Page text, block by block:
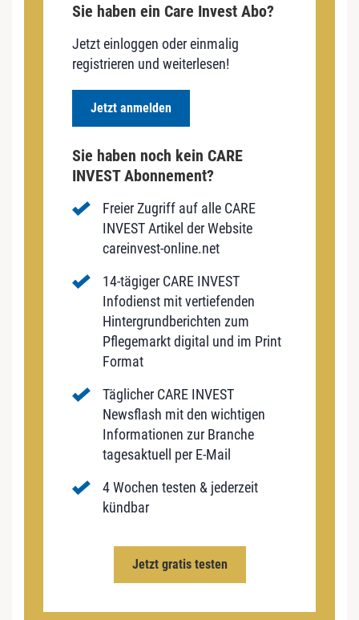
Sie haben ein Care Invest Abo?
Jetzt einloggen oder einmalig
registrieren und weiterlesen!
Jetzt anmelden
Sie haben noch kein CARE
INVEST Abonnement?
Freier Zugriff auf alle CARE
INVEST Artikel der Website
careinvest-online.net
14-tägiger CARE INVEST
Infodienst mit vertiefenden
Hintergrundberichten zum
Pflegemarkt digital und im Print
Format
Täglicher CARE INVEST
Newsflash mit den wichtigen
Informationen zur Branche
tagesaktuell per E-Mail
4 Wochen testen & jederzeit
kündbar
Jetzt gratis testen